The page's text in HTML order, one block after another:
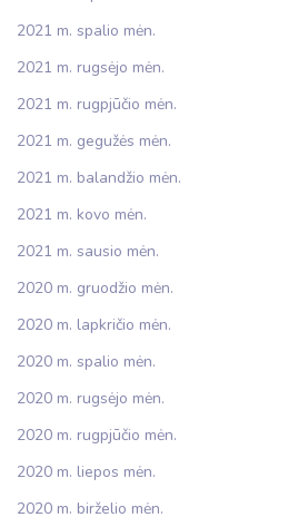
2021 m. spalio mėn.
2021 m. rugsėjo mėn.
2021 m. rugpjūčio mėn.
2021 m. gegužės mėn.
2021 m. balandžio mėn.
2021 m. kovo mėn.
2021 m. sausio mėn.
2020 m. gruodžio mėn.
2020 m. lapkričio mėn.
2020 m. spalio mėn.
2020 m. rugsėjo mėn.
2020 m. rugpjūčio mėn.
2020 m. liepos mėn.
2020 m. birželio mėn.